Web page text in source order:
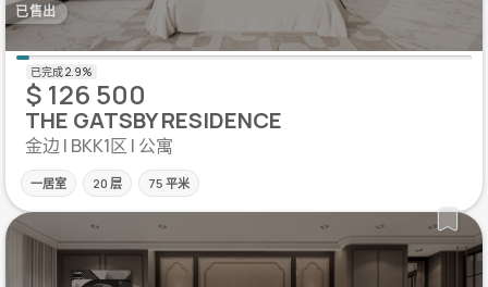
已售出
$ 126 500
THE GATSBY RESIDENCE
金边 | BKK1区 | 公寓
一居室 20 层 75 平米